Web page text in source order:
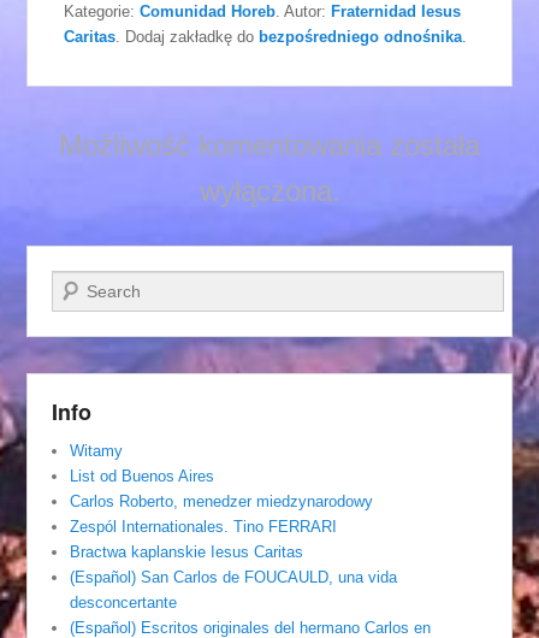
Kategorie:Comunidad Horeb . Autor:Fraternidad Iesus
Caritas . Dodaj zakładkę do bezpośredniego odnośnika
Możliwość komentowania została
wyłączona.
Szukaj
Info
Witamy
List od Buenos Aires
Carlos Roberto, menedzer miedzynarodowy
Zespól Internationales. Tino FERRARI
Bractwa kaplanskie Iesus Caritas
(Español) San Carlos de FOUCAULD, una vida
desconcertante
(Español) Escritos originales del hermano Carlos en